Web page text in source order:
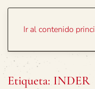
Ir al contenido
Etiqueta: INDER